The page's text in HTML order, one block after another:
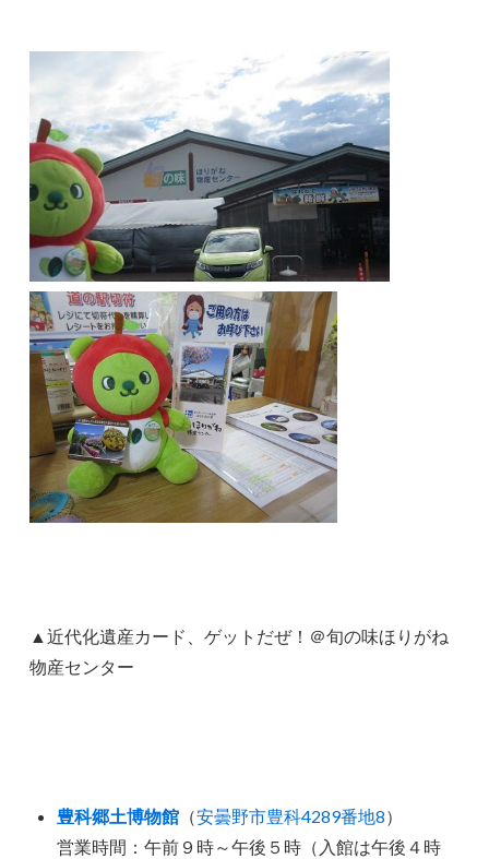
▲近代化遺産カード、ゲットだぜ！＠旬の味ほりがね
物産センター
豊科郷土博物館 （安曇野市豊科4289番地8）
営業時間：午前９時～午後５時（入館は午後４時